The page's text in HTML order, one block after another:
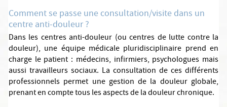
Comment se passe une consultation/visite dans un
centre anti-douleur ?
Dans les centres anti-douleur (ou centres de lutte contre la
douleur), une équipe médicale pluridisciplinaire prend en
charge le patient : médecins, infirmiers, psychologues mais
aussi travailleurs sociaux. La consultation de ces différents
professionnels permet une gestion de la douleur globale,
prenant en compte tous les aspects de la douleur chronique.